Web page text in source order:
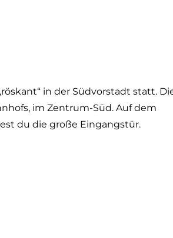
in der Südvorstadt statt.
im Zentrum-Süd. Auf dem
du die große Eingangstür.